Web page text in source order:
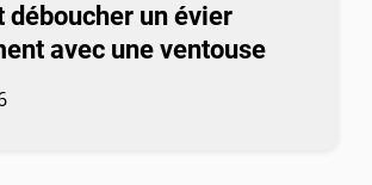
déboucher un évier
avec une ventouse